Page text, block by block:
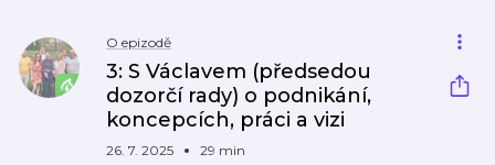
O epizodě
3: S Václavem (předsedou
dozorčí rady) o podnikání,
koncepcích, práci a vizi
26. 7. 2025 29 min